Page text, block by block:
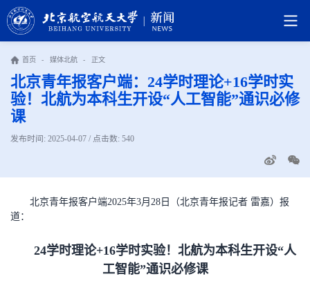
首页 - 媒体北航 - 正文
北京青年报客户端：24学时理论+16学时实
验！北航为本科生开设“人工智能”通识必修
课
发布时间: 2025-04-07 / 点击数: 540
北京青年报客户端2025年3月28日（北京青年报记者 雷嘉）报
道：
24学时理论+16学时实验！北航为本科生开设“人
工智能”通识必修课